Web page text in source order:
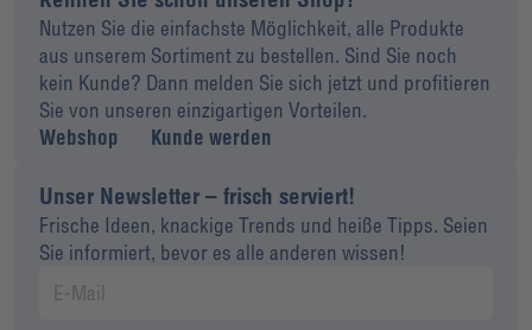
Nutzen Sie die einfachste Möglichkeit, alle Produkte
aus unserem Sortiment zu bestellen. Sind Sie noch
kein Kunde? Dann melden Sie sich jetzt und profitieren
Sie von unseren einzigartigen Vorteilen.
Webshop
Kunde werden
Unser Newsletter – frisch serviert!
Frische Ideen, knackige Trends und heiße Tipps. Seien
Sie informiert, bevor es alle anderen wissen!